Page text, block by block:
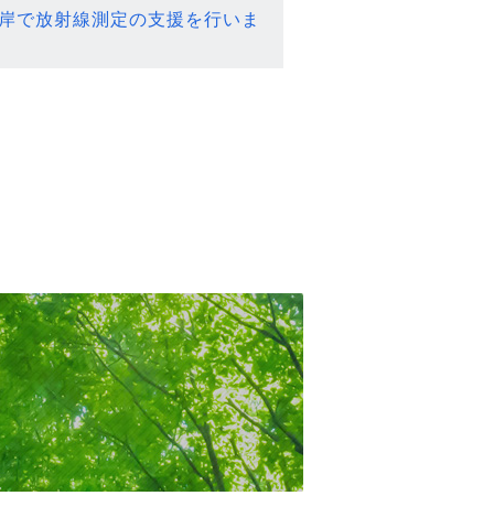
で放射線測定の支援を行いま